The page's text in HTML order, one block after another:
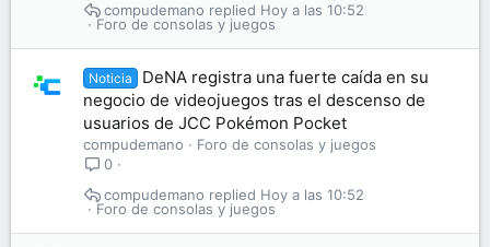
Foro de consolas y juegos
Hoy a las 10:52
compudemano
Noticia
DeNA registra una fuerte caída en su
negocio de videojuegos tras el descenso de
usuarios de JCC Pokémon Pocket
compudemano
Foro de consolas y juegos
0
Foro de consolas y juegos
Hoy a las 10:52
compudemano